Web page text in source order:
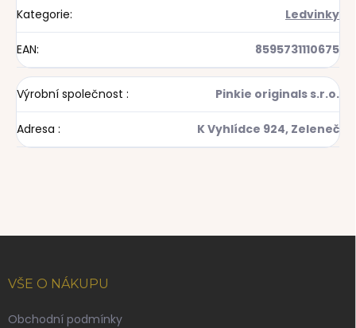
Kategorie: Ledvinky
EAN: 8595731110675
Výrobní společnost : Pinkie originals s.r.o.
Adresa : K Vyhlídce 924, Zeleneč
pVŠE O NÁKUPU
Obchodní podmínky